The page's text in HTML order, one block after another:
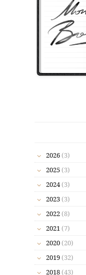
2026 (3)
2025 (3)
2024 (3)
2023 (3)
2022 (8)
2021 (7)
2020 (20)
2019 (32)
2018 (43)